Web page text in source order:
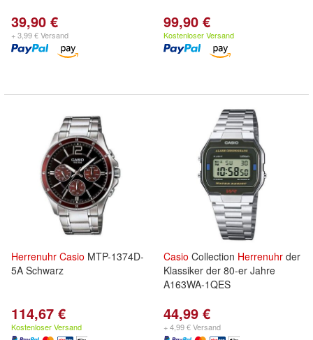
39,90 €
+ 3,99 € Versand
99,90 €
Kostenloser Versand
Herrenuhr Casio MTP-1374D-
5A Schwarz
114,67 €
Kostenloser Versand
Casio Collection Herrenuhr der
Klassiker der 80-er Jahre
A163WA-1QES
44,99 €
+ 4,99 € Versand